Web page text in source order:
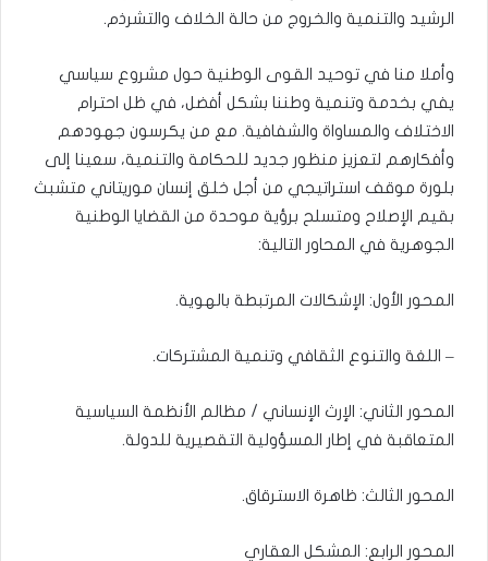
الرشيد والتنمية والخروج من حالة الخلاف والتشرذم.
وأملا منا في توحيد القوى الوطنية حول مشروع سياسي
يفي بخدمة وتنمية وطننا بشكل أفضل، في ظل احترام
الاختلاف والمساواة والشفافية. مع من يكرسون جهودهم
وأفكارهم لتعزيز منظور جديد للحكامة والتنمية، سعينا إلى
بلورة موقف استراتيجي من أجل خلق إنسان موريتاني متشبث
بقيم الإصلاح ومتسلح برؤية موحدة من القضايا الوطنية
الجوهرية في المحاور التالية:
المحور الأول: الإشكالات المرتبطة بالهوية.
– اللغة والتنوع الثقافي وتنمية المشتركات.
المحور الثاني: الإرث الإنساني / مظالم الأنظمة السياسية
المتعاقبة في إطار المسؤولية التقصيرية للدولة.
المحور الثالث: ظاهرة الاسترقاق.
المحور الرابع: المشكل العقاري